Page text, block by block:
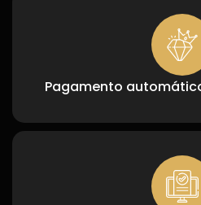
Pagamento